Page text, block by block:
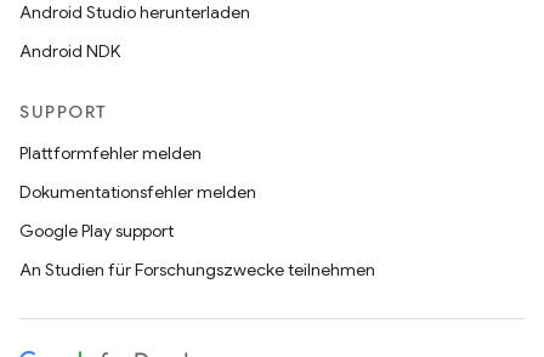
Android Studio herunterladen
Android NDK
SUPPORT
Plattformfehler melden
Dokumentationsfehler melden
Google Play support
An Studien für Forschungszwecke teilnehmen